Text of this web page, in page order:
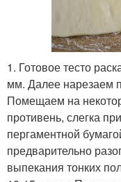
1. Готовое тесто
мм. Далее нарезаем
Помещаем на
противень, слегка
пергаментной
предварительно
выпекания тонких